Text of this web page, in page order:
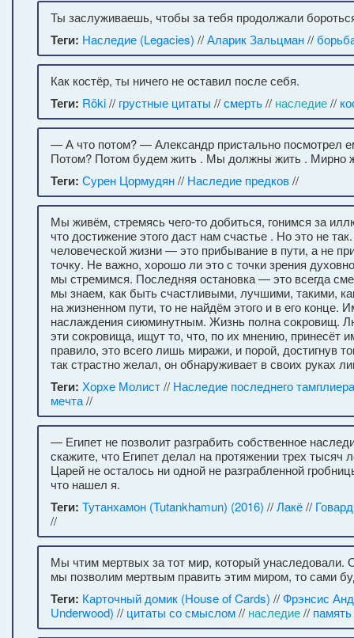
Ты заслуживаешь, чтобы за тебя продолжали
Теги: Наследие (Legacies) //Аларик Зальцман//
Как костёр, ты ничего не оставил после себя.
Теги: Röki// грустные цитаты //смерть// наследие//
— А что потом? — Александр пристально посмотрел
Потом? Потом будем жить . Мы должны жить . Мирно
Теги: Сурен Цормудян// Наследие предков//
Мы живём, стремясь чего-то добиться, гонимся за
что достижение этого даст нам счастье . Но это не
человеческой жизни — это прибывание в пути, а не
точку. Не важно, хорошо ли это с точки зрения
мы стремимся. Последняя остановка — это всегда
мы знаем, как быть счастливыми, лучшими, такими,
на жизненном пути, то не найдём этого и в его конце.
наслаждения сиюминутным. Жизнь полна сокровищ.
эти сокровища, ищут то, что, по их мнению, принесёт
правило, это всего лишь миражи, и порой, достигнув
так страстно желал, он обнаруживает в своих руках
Теги: Хорхе Молист// Наследие последнего тамплиера
мечта//
— Египет не позволит разграбить собственное
скажите, что Египет делал на протяжении трех тысяч
Царей не осталось ни одной не разграбленной
что нашел я.
Теги: Тутанхамон (Tutankhamun) (2016) //Лакё//
//
Мы чтим мертвых за тот мир, который унаследовали.
мы позволим мертвым править этим миром, то сами
Теги: Карточный домик (House of Cards) //Фрэнсис
Underwood) // цитаты со смыслом// наследие// память